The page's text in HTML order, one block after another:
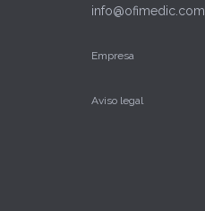
info@ofimedic.com
Empresa
Aviso legal